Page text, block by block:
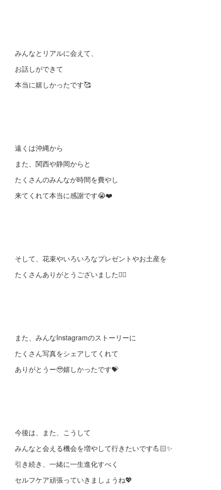
みんなとリアルに会えて、
お話しができて
本当に嬉しかったです🥰
遠くは沖縄から
また、関西や静岡からと
たくさんのみんなが時間を費やし
来てくれて本当に感謝です😭❤️
そして、花束やいろいろなプレゼントやお土産を
たくさんありがとうございました🙇‍♀️
また、みんなInstagramのストーリーに
たくさん写真をシェアしてくれて
ありがとうー🥹嬉しかったです💝
今後は、また、こうして
みんなと会える機会を増やして行きたいです💪🏻✨
引き続き、一緒に一生進化すべく
セルフケア頑張っていきましょうね💖